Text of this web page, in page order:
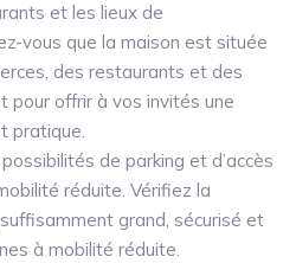
et les lieux de
vous que la maison est située
des restaurants et des
pour offrir à vos invités une
pratique.
de parking et d’accès
réduite. Vérifiez la
grand, sécurisé et
à mobilité réduite.